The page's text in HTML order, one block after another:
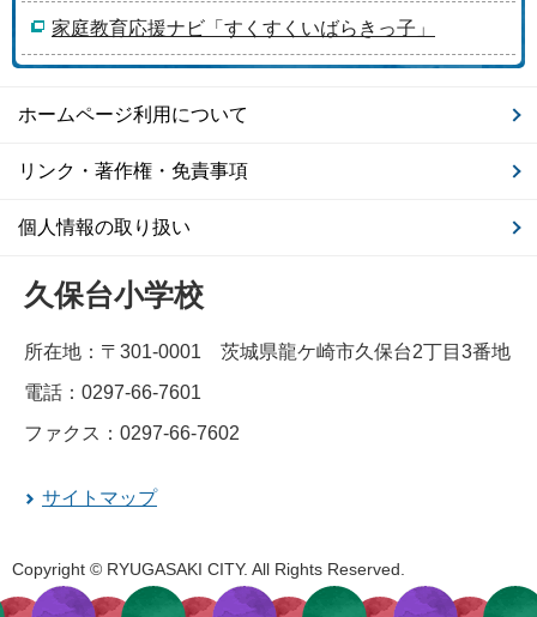
家庭教育応援ナビ「すくすくいばらきっ子」
ホームページ利用について
リンク・著作権・免責事項
個人情報の取り扱い
久保台小学校
所在地：〒301-0001 茨城県龍ケ崎市久保台2丁目3番地
電話：0297-66-7601
ファクス：0297-66-7602
サイトマップ
Copyright © RYUGASAKI CITY. All Rights Reserved.